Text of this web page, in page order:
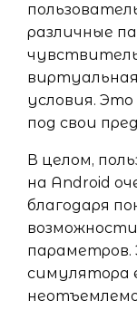
различные
условия.
под свои
В целом,
на Android
благодаря
параметров.
симулятора